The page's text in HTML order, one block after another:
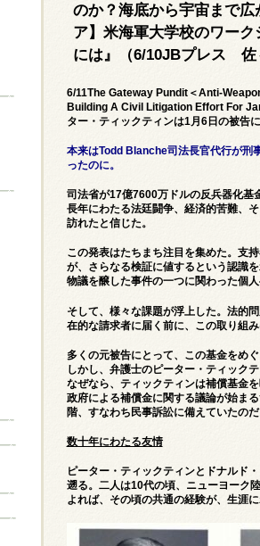
のか？海底から宇宙まで
ア】米海軍大学校のワー
には』（6/10JBプレス 佐
6/11The Gateway Pundit＜Anti-
Building A Civil Litigation Effort For
ター・ティックティンは1月6日の被告
本来はTodd Blanche司法長官代行が刑
ったのに。
司法省が17億7600万ドルの反兵器化基
長年にわたる法廷闘争、経済的苦難、
訪れたと信じた。
この発表はたちまち注目を集めた。支
が、さらなる検証に値するという認識
物議を醸した事件の一つに関わった個
そして、様々な課題が浮上した。法的
在的な請求者に届く前に、この取り組
多くの元被告にとって、この基金をめ
しかし、弁護士のピーター・ティック
なぜなら、ティックティンは補償基金
政府による補償金に関する議論が始ま
階、すなわち民事訴訟に備えていたのだ
数十年にわたる友情
ピーター・ティックティンとドナルド
遡る。二人は10代の頃、ニューヨーク
よれば、その頃の共通の経験が、生涯